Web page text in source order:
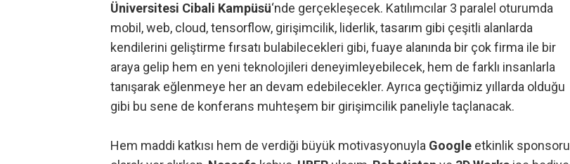
Üniversitesi Cibali Kampüsü‘nde gerçekleşecek. Katılımcılar 3 paralel oturumda
mobil, web, cloud, tensorflow, girişimcilik, liderlik, tasarım gibi çeşitli alanlarda
kendilerini geliştirme fırsatı bulabilecekleri gibi, fuaye alanında bir çok firma ile bir
araya gelip hem en yeni teknolojileri deneyimleyebilecek, hem de farklı insanlarla
tanışarak eğlenmeye her an devam edebilecekler. Ayrıca geçtiğimiz yıllarda olduğu
gibi bu sene de konferans muhteşem bir girişimcilik paneliyle taçlanacak.
Hem maddi katkısı hem de verdiği büyük motivasyonuyla Google etkinlik sponsoru